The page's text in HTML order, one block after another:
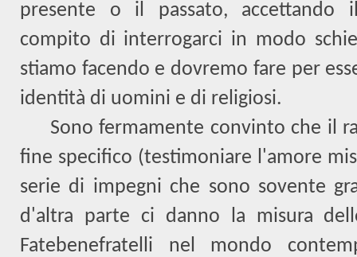
presente o il passato, accettando
compito di interrogarci in modo
stiamo facendo e dovremo fare per
identità di uomini e di religiosi.
Sono fermamente convinto che il
fine specifico (testimoniare l'amore
serie di impegni che sono sovente
d'altra parte ci danno la misura
Fatebenefratelli nel mondo